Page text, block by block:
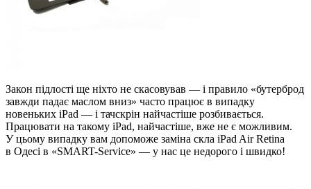
Закон підлості ще ніхто не скасовував — і правило «бутерброд
завжди падає маслом вниз» часто працює в випадку
новеньких iPad — і тачскрін найчастіше розбивається.
Працювати на такому iPad, найчастіше, вже не є можливим.
У цьому випадку вам допоможе заміна скла iPad Air Retina
в Одесі в «SMART-Service» — у нас це недорого і швидко!